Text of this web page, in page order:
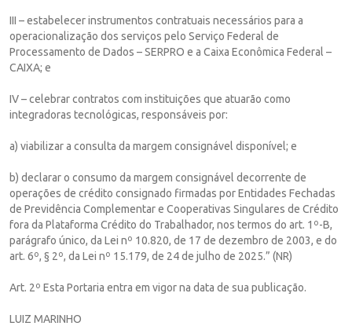
III – estabelecer instrumentos contratuais necessários para a
operacionalização dos serviços pelo Serviço Federal de
Processamento de Dados – SERPRO e a Caixa Econômica Federal –
CAIXA; e
IV – celebrar contratos com instituições que atuarão como
integradoras tecnológicas, responsáveis por:
a) viabilizar a consulta da margem consignável disponível; e
b) declarar o consumo da margem consignável decorrente de
operações de crédito consignado firmadas por Entidades Fechadas
de Previdência Complementar e Cooperativas Singulares de Crédito
fora da Plataforma Crédito do Trabalhador, nos termos do art. 1º-B,
parágrafo único, da Lei nº 10.820, de 17 de dezembro de 2003, e do
art. 6º, § 2º, da Lei nº 15.179, de 24 de julho de 2025.” (NR)
Art. 2º Esta Portaria entra em vigor na data de sua publicação.
LUIZ MARINHO